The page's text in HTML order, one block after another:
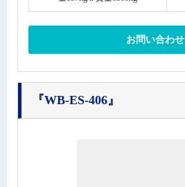
お問い合わせ
『WB-ES-406』